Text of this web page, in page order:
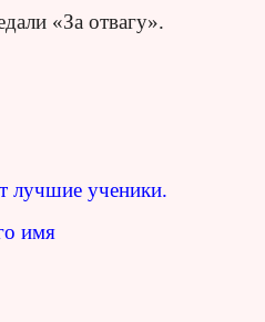
«За отвагу».
лучшие ученики.
имя